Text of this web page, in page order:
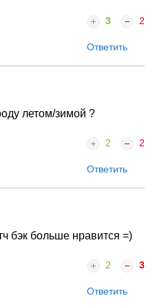
3 2
Ответить
летом/зимой ?
2 2
Ответить
бэк больше нравится =)
2 3
Ответить